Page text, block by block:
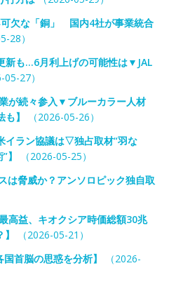
可欠な「銅」 国内4社が事業統合
28）
も…6月利上げの可能性は▼JAL
27）
が続々参入▼ブルーカラー人材
】
（2026-05-26）
イラン協議は▽独占取材“羽な
（2026-05-25）
は脅威か？アンソロピック独自取
高益、キオクシア時価総額30兆
（2026-05-21）
首脳の思惑を分析】
（2026-